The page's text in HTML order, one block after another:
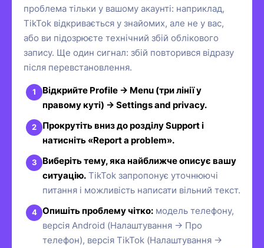
проблема тільки у вашому акаунті: наприклад,
TikTok відкривається у знайомих, але не у вас,
або ви підозрюєте технічний збій облікового
запису. Ще один сигнал: збій повторився відразу
після перевстановлення.
Відкрийте Profile → Menu (три лінії у
правому куті) → Settings and privacy.
Прокрутіть вниз до розділу Support і
натисніть «Report a problem».
Виберіть тему, яка найближче описує вашу
ситуацію. TikTok запропонує уточнюючі
питання і можливість написати вільний текст.
Опишіть проблему чітко: модель телефону,
версія Android (Налаштування → Про
телефон), версія TikTok (Налаштування →